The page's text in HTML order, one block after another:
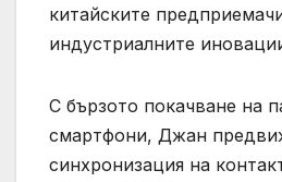
китайските
индустриалните
С бързото покачване на
смартфони, Джан
синхронизация на